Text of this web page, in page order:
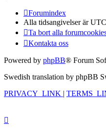
Forumindex
Alla tidsangivelser är
Ta bort alla
Kontakta oss
Powered by phpBB® Forum
Swedish translation by phpBB
PRIVACY_LINK |